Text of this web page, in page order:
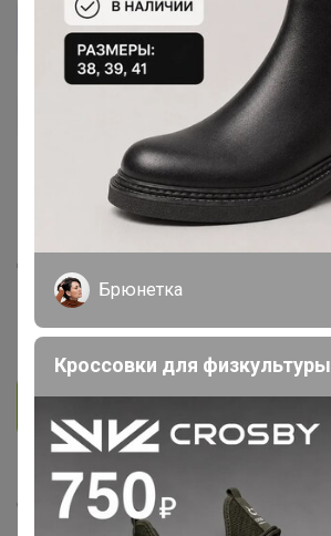
zerkaloa
Виртуоз СП
4 1 151
На сайте 8 часов назад
День рождения 23 апреля
Красноярск
В клубе с 18 сентября 2017 г.
Скопировать ссылку
Брюнетка
Кроссовки для физкультуры